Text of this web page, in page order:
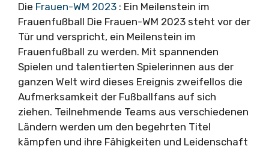
Die Frauen-WM 2023 : Ein Meilenstein im
Frauenfußball Die Frauen-WM 2023 steht vor der
Tür und verspricht, ein Meilenstein im
Frauenfußball zu werden. Mit spannenden
Spielen und talentierten Spielerinnen aus der
ganzen Welt wird dieses Ereignis zweifellos die
Aufmerksamkeit der Fußballfans auf sich
ziehen. Teilnehmende Teams aus verschiedenen
Ländern werden um den begehrten Titel
kämpfen und ihre Fähigkeiten und Leidenschaft